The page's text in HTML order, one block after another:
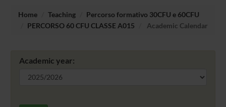
Home Teaching
Percorso formativo 30CFU e 60CFU
PERCORSO 60 CFU CLASSE A015
Academic Calendar
Academic year: